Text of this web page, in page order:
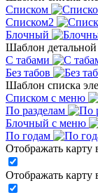
Списком
Списком2
Блочный
Шаблон
С табами
Без табов
Шаблон списка
Списком c меню
По разделам
Блочный с меню
По годам
Отображать карту
Отображать карту